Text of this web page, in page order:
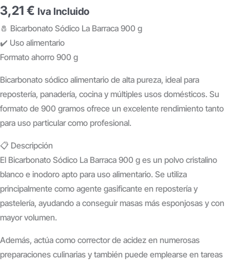
3,21 € Iva Incluido
🧂 Bicarbonato Sódico La Barraca 900 g
✔️ Uso alimentario
Formato ahorro 900 g
Bicarbonato sódico alimentario de alta pureza, ideal para
repostería, panadería, cocina y múltiples usos domésticos. Su
formato de 900 gramos ofrece un excelente rendimiento tanto
para uso particular como profesional.
📋 Descripción
El Bicarbonato Sódico La Barraca 900 g es un polvo cristalino
blanco e inodoro apto para uso alimentario. Se utiliza
principalmente como agente gasificante en repostería y
pastelería, ayudando a conseguir masas más esponjosas y con
mayor volumen.
Además, actúa como corrector de acidez en numerosas
preparaciones culinarias y también puede emplearse en tareas